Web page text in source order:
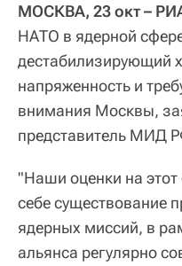
МОСКВА, 23 окт –
НАТО в ядерной
дестабилизирующий
напряженность и
внимания Москвы,
представитель МИД
"Наши оценки на
себе существование
ядерных миссий, в
альянса регулярно